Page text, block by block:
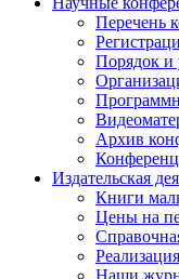
Перечень
Порядок и
Архив
Издательская
Книги
Цены на
Наши